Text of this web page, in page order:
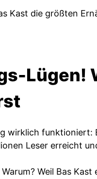
Kast die größten
Lügen!
wirklich funktioniert:
Leser erreicht
Weil Bas Kast